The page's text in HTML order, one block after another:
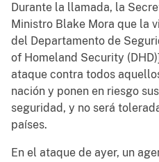
Durante la llamada, la
Ministro Blake Mora que la
del Departamento de
of Homeland Security
ataque contra todos
nación y ponen en riesgo
seguridad, y no será
países.
En el ataque de ayer, un